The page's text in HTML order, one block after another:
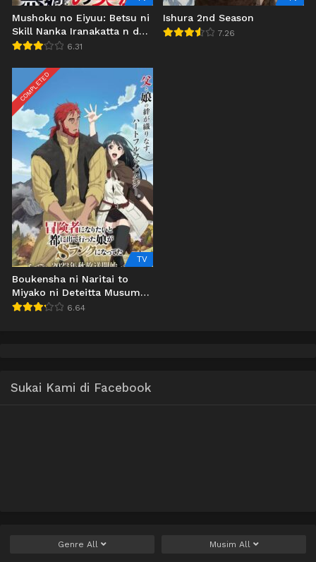
Mushoku no Eiyuu: Betsu ni
Skill Nanka Iranakatta n da
ga
6.31
Ishura 2nd Season
7.26
COMPLETED
TV
Boukensha ni Naritai to
Miyako ni Deteitta Musume
ga S-Rank ni Natteta
6.64
Sukai Kami di Facebook
Genre All Musim All